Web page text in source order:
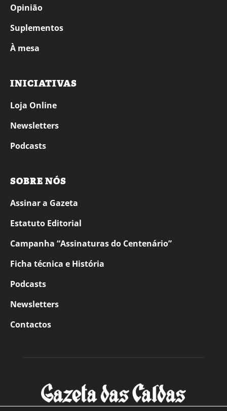
Opinião
Suplementos
À mesa
INICIATIVAS
Loja Online
Newsletters
Podcasts
SOBRE NÓS
Assinar a Gazeta
Estatuto Editorial
Campanha “Assinaturas do Centenário”
Ficha técnica e História
Podcasts
Newsletters
Contactos